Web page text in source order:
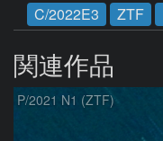
C/2022E3
ZTF
関連作品
P/2021 N1 (ZTF)